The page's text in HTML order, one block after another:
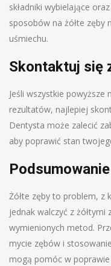
składniki wybielające
sposobów na żółte zęby
uśmiechu.
Skontaktuj się
Jeśli wszystkie
rezultatów, najlepiej
Dentysta może zalecić
aby poprawić stan
Podsumowanie
Żółte zęby to problem, z
jednak walczyć z
wymienionych metod.
mycie zębów i
mogą pomóc w